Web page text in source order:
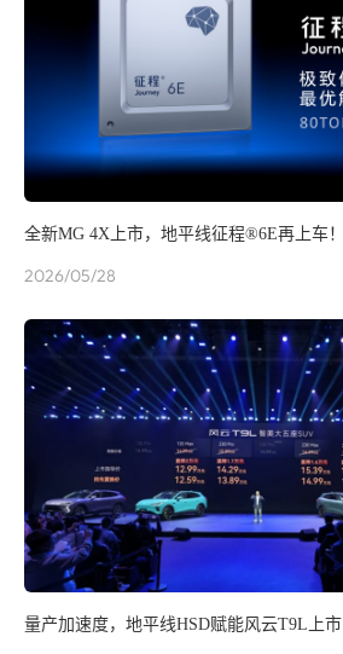
全新MG 4X上市，地平线征程®6E再上车！
2026/05/28
量产加速度，地平线HSD赋能风云T9L上市